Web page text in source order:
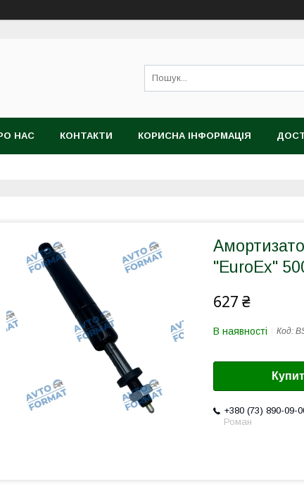
НАС КОНТАКТИ КОРИСНА ІНФОРМАЦІЯ
"EuroEx"
627 ₴
В наявності Код:
+380 (73) 890-09-
Роман